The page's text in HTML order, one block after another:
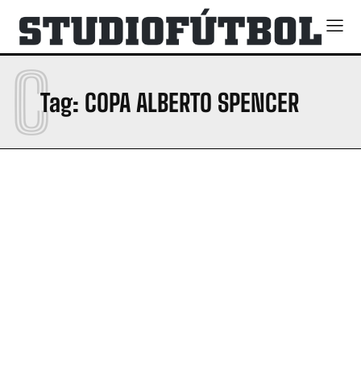
Tag: COPA ALBERTO SPENCER
C